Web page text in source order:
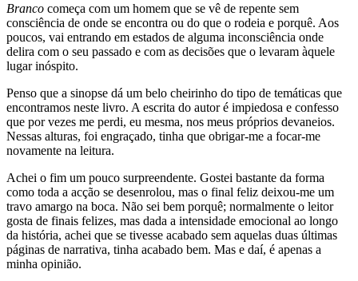
Branco começa com um homem que se vê de repente sem
consciência de onde se encontra ou do que o rodeia e porquê. Aos
poucos, vai entrando em estados de alguma inconsciência onde
delira com o seu passado e com as decisões que o levaram àquele
lugar inóspito.
Penso que a sinopse dá um belo cheirinho do tipo de temáticas que
encontramos neste livro. A escrita do autor é impiedosa e confesso
que por vezes me perdi, eu mesma, nos meus próprios devaneios.
Nessas alturas, foi engraçado, tinha que obrigar-me a focar-me
novamente na leitura.
Achei o fim um pouco surpreendente. Gostei bastante da forma
como toda a acção se desenrolou, mas o final feliz deixou-me um
travo amargo na boca. Não sei bem porquê; normalmente o leitor
gosta de finais felizes, mas dada a intensidade emocional ao longo
da história, achei que se tivesse acabado sem aquelas duas últimas
páginas de narrativa, tinha acabado bem. Mas e daí, é apenas a
minha opinião.